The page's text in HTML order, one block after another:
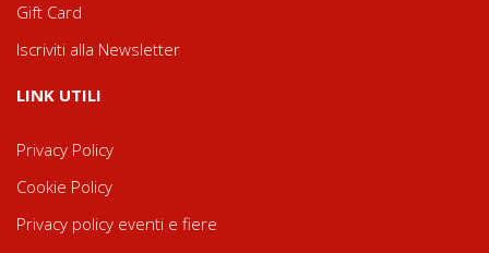
Gift Card
Iscriviti alla Newsletter
LINK UTILI
Privacy Policy
Cookie Policy
Privacy policy eventi e fiere